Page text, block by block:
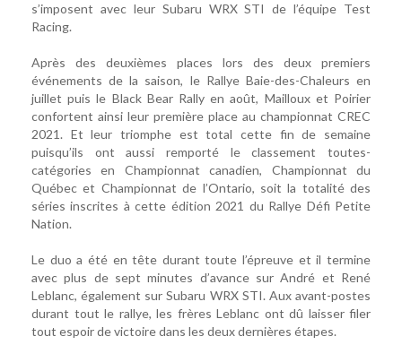
s’imposent avec leur Subaru WRX STI de l’équipe Test
Racing.
Après des deuxièmes places lors des deux premiers
événements de la saison, le Rallye Baie-des-Chaleurs en
juillet puis le Black Bear Rally en août, Mailloux et Poirier
confortent ainsi leur première place au championnat CREC
2021. Et leur triomphe est total cette fin de semaine
puisqu’ils ont aussi remporté le classement toutes-
catégories en Championnat canadien, Championnat du
Québec et Championnat de l’Ontario, soit la totalité des
séries inscrites à cette édition 2021 du Rallye Défi Petite
Nation.
Le duo a été en tête durant toute l’épreuve et il termine
avec plus de sept minutes d’avance sur André et René
Leblanc, également sur Subaru WRX STI. Aux avant-postes
durant tout le rallye, les frères Leblanc ont dû laisser filer
tout espoir de victoire dans les deux dernières étapes.